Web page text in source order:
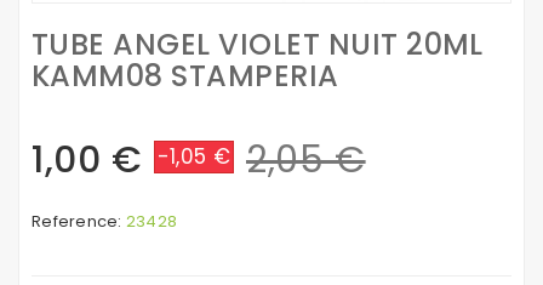
TUBE ANGEL VIOLET NUIT 20ML
KAMM08 STAMPERIA
1,00 € -1,05 € 2,05 €
Reference: 23428